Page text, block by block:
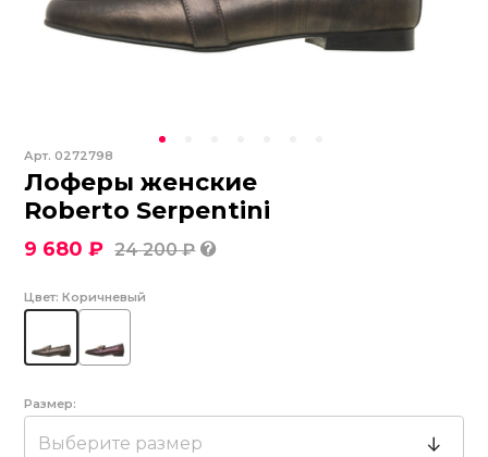
Арт.0272798
Лоферы женские
Roberto Serpentini
9 680 ₽ 24 200 ₽
Цвет: Коричневый
Размер:
Выберите размер